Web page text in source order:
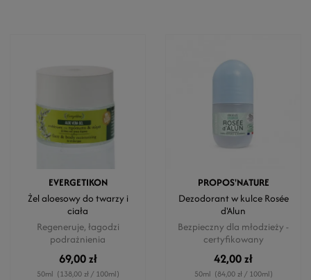
EVERGETIKON
Żel aloesowy do twarzy i
ciała
Regeneruje, łagodzi
podrażnienia
69,00 zł
50ml (138,00 zł / 100ml)
PROPOS'NATURE
Dezodorant w kulce Rosée
d'Alun
Bezpieczny dla młodzieży -
certyfikowany
42,00 zł
50ml (84,00 zł / 100ml)